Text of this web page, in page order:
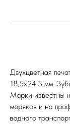
Двухцветная
18,5х24,3 мм.
Марки известны
моряков и на
водного